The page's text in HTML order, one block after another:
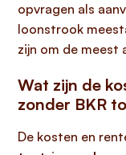
opvragen als
loonstrook
zijn om de meest
Wat zijn de
zonder BKR
De kosten en